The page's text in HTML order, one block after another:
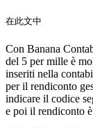
在此文中
Con Banana
del 5 per mille è
inseriti nella
per il rendiconto
indicare il codice
e poi il rendiconto